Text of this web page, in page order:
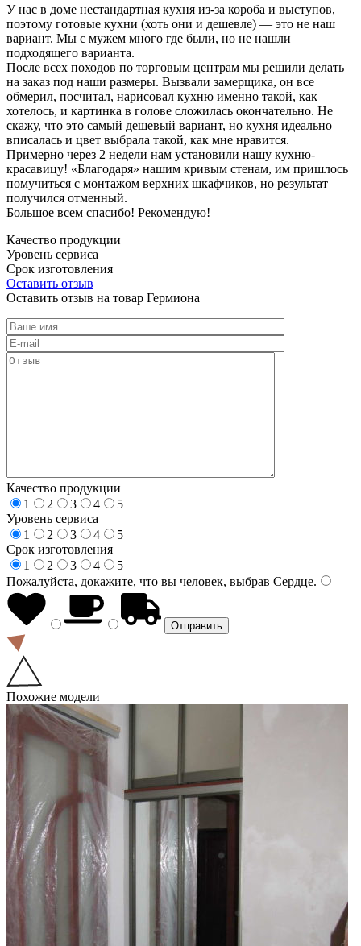
У нас в доме нестандартная кухня из-за короба и выступов,
поэтому готовые кухни (хоть они и дешевле) — это не наш
вариант. Мы с мужем много где были, но не нашли
подходящего варианта.
После всех походов по торговым центрам мы решили делать
на заказ под наши размеры. Вызвали замерщика, он все
обмерил, посчитал, нарисовал кухню именно такой, как
хотелось, и картинка в голове сложилась окончательно. Не
скажу, что это самый дешевый вариант, но кухня идеально
вписалась и цвет выбрала такой, как мне нравится.
Примерно через 2 недели нам установили нашу кухню-
красавицу! «Благодаря» нашим кривым стенам, им пришлось
помучиться с монтажом верхних шкафчиков, но результат
получился отменный.
Большое всем спасибо! Рекомендую!
Качество продукции
Уровень сервиса
Срок изготовления
Оставить отзыв
Оставить отзыв на товар Гермиона
Качество продукции
1
2 3 4
5
Уровень сервиса
1
2 3 4
5
Срок изготовления
1
2 3 4
5
Пожалуйста, докажите, что вы человек, выбрав Сердце.
Похожие модели